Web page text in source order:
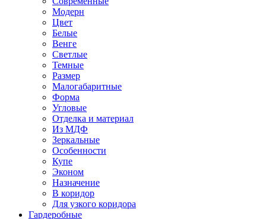
Модерн
Цвет
Белые
Венге
Светлые
Темные
Размер
Малогабаритные
Форма
Угловые
Отделка и материал
Из МДФ
Зеркальные
Особенности
Купе
Эконом
Назначение
В коридор
Для узкого коридора
Гардеробные